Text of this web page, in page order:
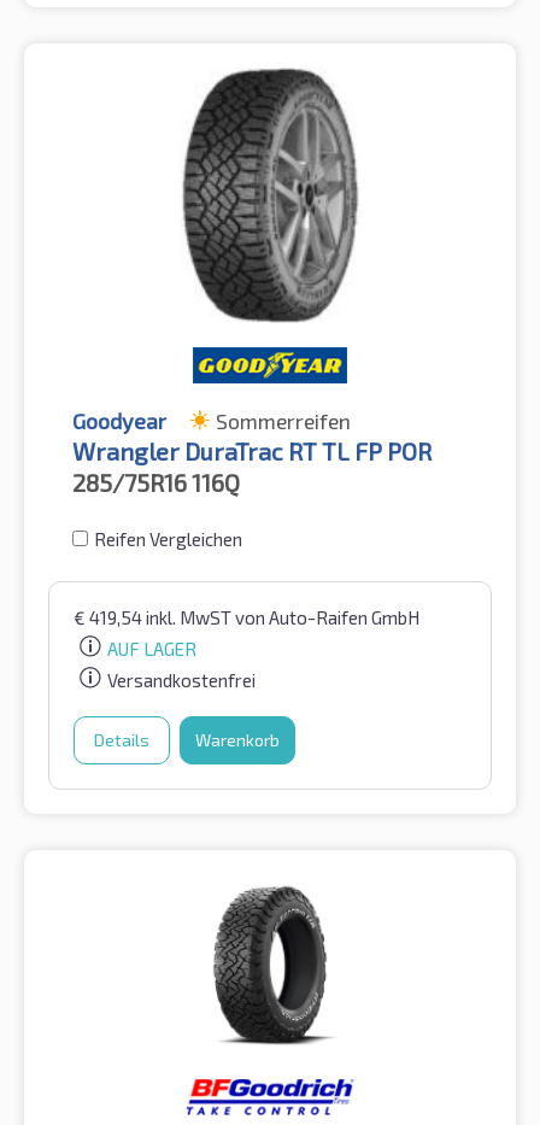
Goodyear Sommerreifen
Wrangler DuraTrac RT TL FP POR
285/75R16116Q
Reifen Vergleichen
€ 419,54inkl. MwSTvon Auto-Raifen GmbH
AUF LAGER
Versandkostenfrei
Details Warenkorb